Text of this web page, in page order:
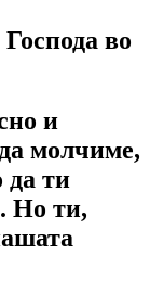
во
и
молчиме,
да ти
Но ти,